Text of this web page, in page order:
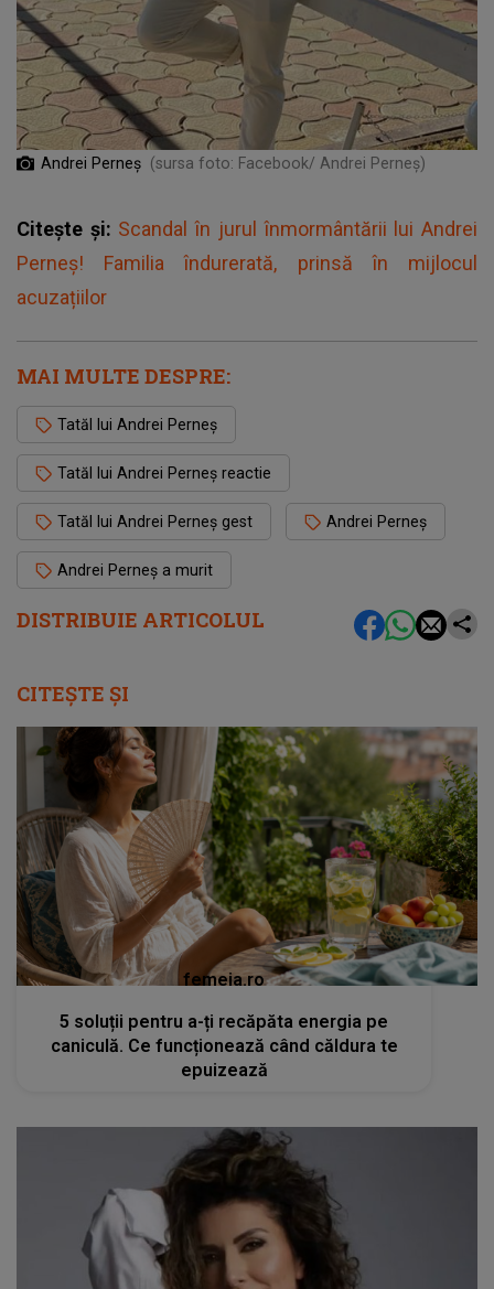
DISTRIBUIE ARTICOLUL
Andrei Perneş (sursa foto: Facebook/ Andrei Perneș)
Citește și: Scandal în jurul înmormântării lui Andrei
Perneș! Familia îndurerată, prinsă în mijlocul
acuzațiilor
MAI MULTE DESPRE:
Tatăl lui Andrei Perneş
Tatăl lui Andrei Perneş reactie
Tatăl lui Andrei Perneş gest Andrei Perneș
Andrei Perneș a murit
CITEȘTE ȘI
femeia.ro
5 soluții pentru a-ți recăpăta energia pe
caniculă. Ce funcționează când căldura te
epuizează